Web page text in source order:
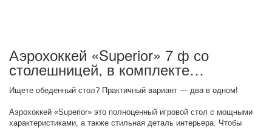
Аэрохоккей «Superior» 7 ф со
столешницей, в комплекте
аксессуары (221 x 120 x 82
см,мореный дуб): описание товара
Ищете обеденный стол? Практичный вариант — два в одном!
Аэрохоккей «Superior» это полноценный игровой стол с мощными
характеристиками, а также стильная деталь интерьера. Чтобы